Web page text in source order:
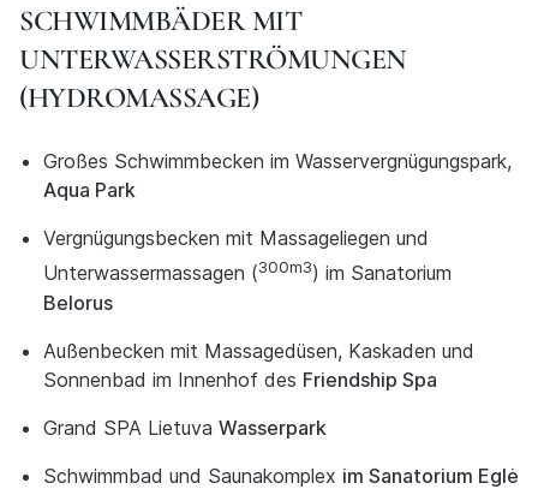
SCHWIMMBÄDER MIT
UNTERWASSERSTRÖMUNGEN
(HYDROMASSAGE)
Großes Schwimmbecken im Wasservergnügungspark,
Aqua Park
Vergnügungsbecken mit Massageliegen und
Unterwassermassagen (300m3) im Sanatorium
Belorus
Außenbecken mit Massagedüsen, Kaskaden und
Sonnenbad im Innenhof des Friendship Spa
Grand SPA Lietuva Wasserpark
Schwimmbad und Saunakomplex im Sanatorium Eglė